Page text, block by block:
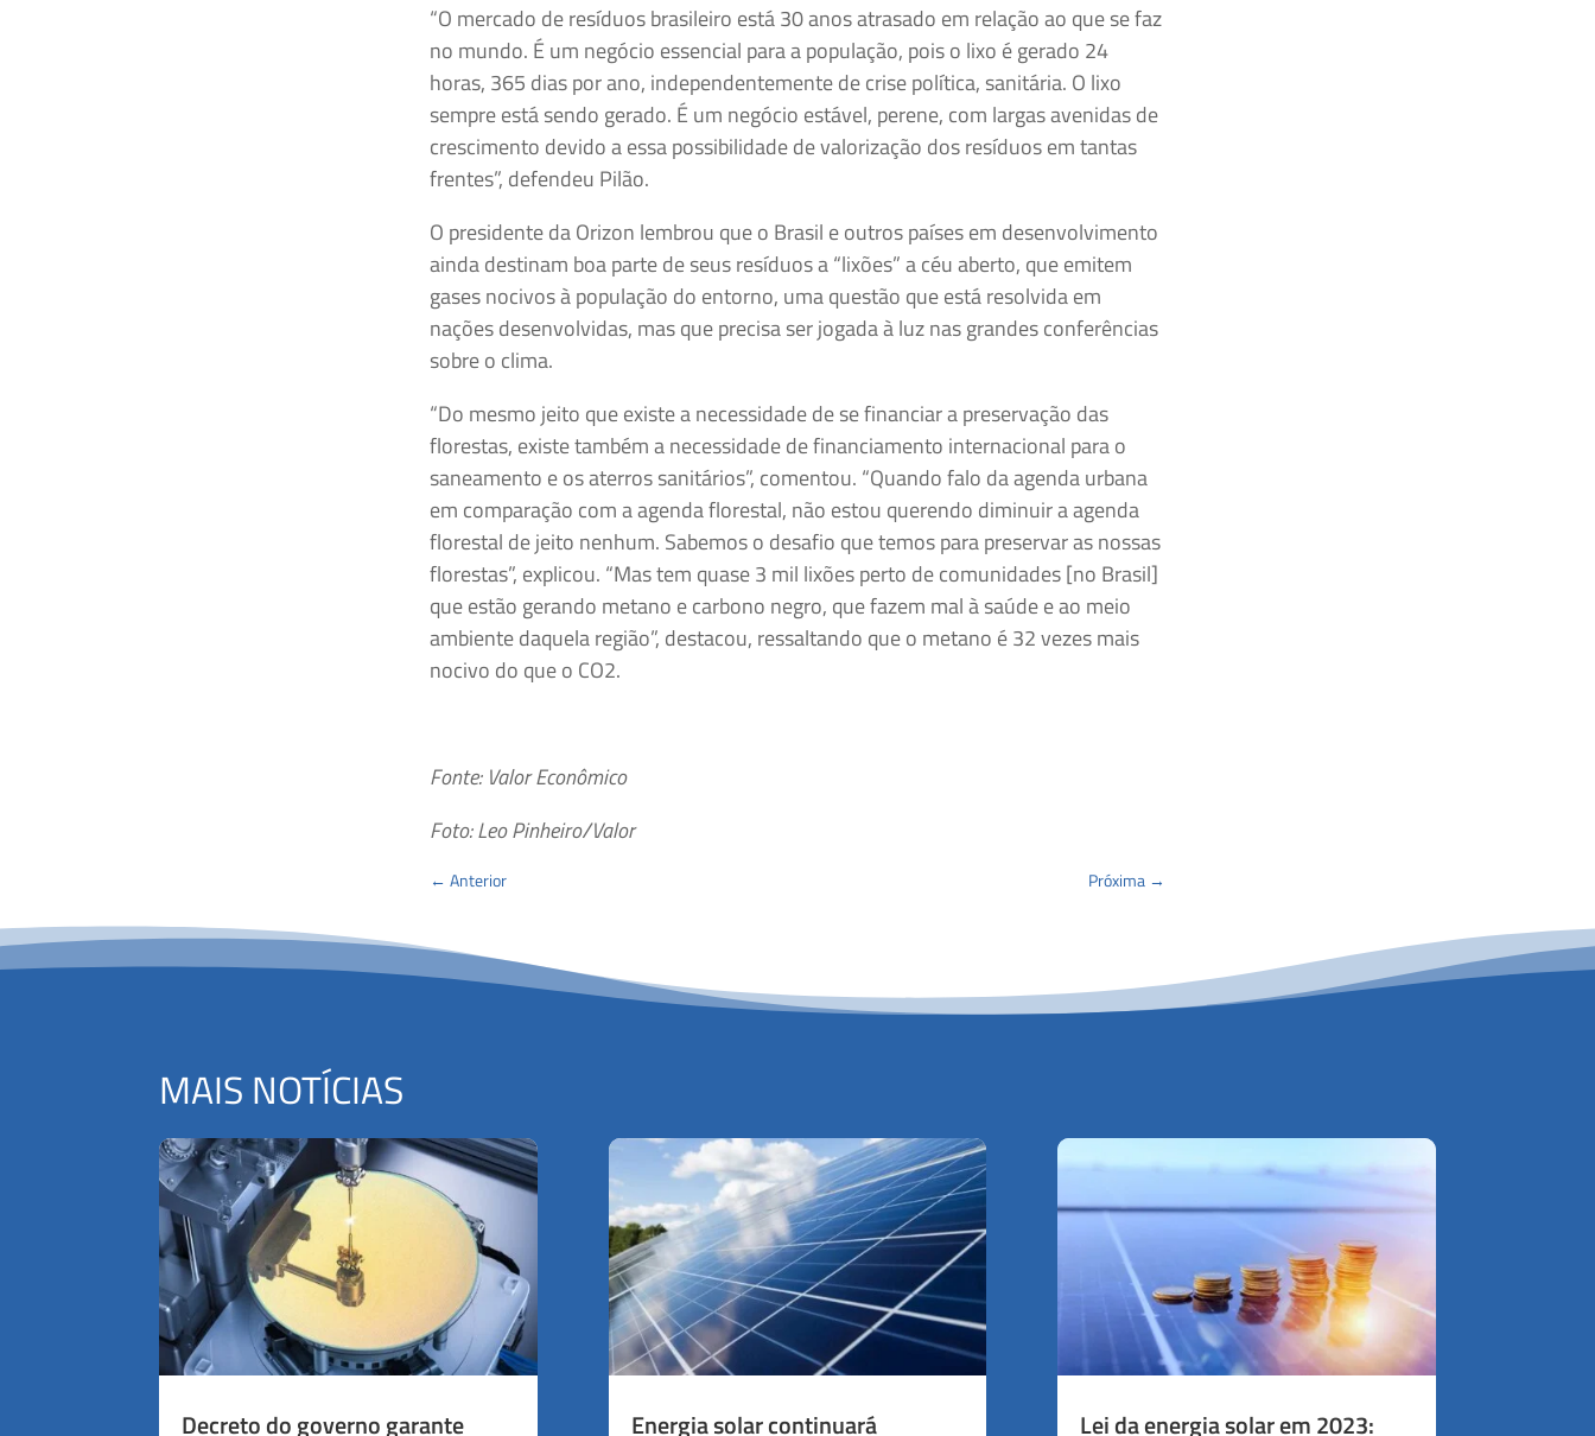
“O mercado de resíduos brasileiro está 30 anos atrasado em relação ao que se faz
no mundo. É um negócio essencial para a população, pois o lixo é gerado 24
horas, 365 dias por ano, independentemente de crise política, sanitária. O lixo
sempre está sendo gerado. É um negócio estável, perene, com largas avenidas de
crescimento devido a essa possibilidade de valorização dos resíduos em tantas
frentes”, defendeu Pilão.
O presidente da Orizon lembrou que o Brasil e outros países em desenvolvimento
ainda destinam boa parte de seus resíduos a “lixões” a céu aberto, que emitem
gases nocivos à população do entorno, uma questão que está resolvida em
nações desenvolvidas, mas que precisa ser jogada à luz nas grandes conferências
sobre o clima.
“Do mesmo jeito que existe a necessidade de se financiar a preservação das
florestas, existe também a necessidade de financiamento internacional para o
saneamento e os aterros sanitários”, comentou. “Quando falo da agenda urbana
em comparação com a agenda florestal, não estou querendo diminuir a agenda
florestal de jeito nenhum. Sabemos o desafio que temos para preservar as nossas
florestas”, explicou. “Mas tem quase 3 mil lixões perto de comunidades [no Brasil]
que estão gerando metano e carbono negro, que fazem mal à saúde e ao meio
ambiente daquela região”, destacou, ressaltando que o metano é 32 vezes mais
nocivo do que o CO2.
Fonte: Valor Econômico
Foto: Leo Pinheiro/Valor
← Anterior Próxima →
MAIS NOTÍCIAS
Decreto do governo garante Energia solar continuará Lei da energia solar em 2023: